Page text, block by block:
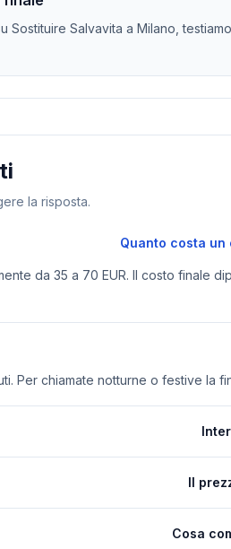
Sostituire Salvavita a Milano,
la risposta.
Quanto costa
da 35 a 70 EUR. Il costo finale
Per chiamate notturne o festive la
Il
Cosa